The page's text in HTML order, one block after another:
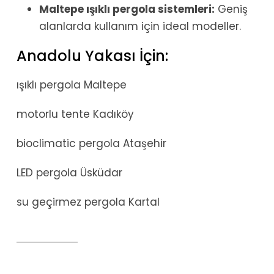
Maltepe ışıklı pergola sistemleri: Geniş
alanlarda kullanım için ideal modeller.
Anadolu Yakası İçin:
ışıklı pergola Maltepe
motorlu tente Kadıköy
bioclimatic pergola Ataşehir
LED pergola Üsküdar
su geçirmez pergola Kartal